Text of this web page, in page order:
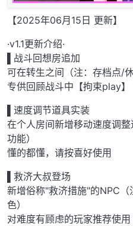
【2025年06月15日 更新】
·v1.1更新介绍·
▌战斗回想房追加
可在转生之间（注：存档点/
专供回顾战斗中【拘束play
▌速度调节道具实装
在个人房间新增移动速度调
功能）
懂的都懂，请按喜好使用
▌救济大叔登场
新增俗称"救济措施"的NPC
色）
对难度有顾虑的玩家推荐使用